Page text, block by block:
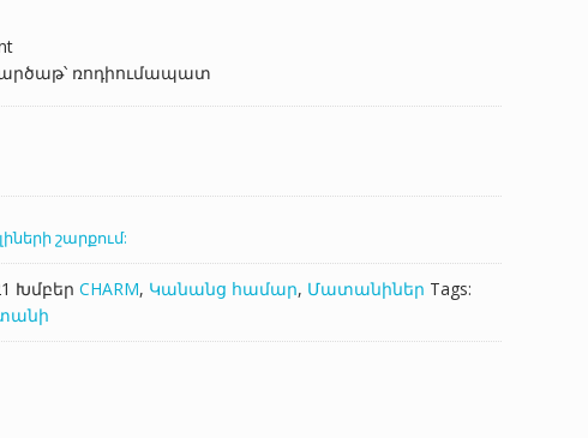
AMD. ռոդիումապատ
շարքում:
Խմբեր CHARM, Կանանց համար, Մատանիներ Tags: